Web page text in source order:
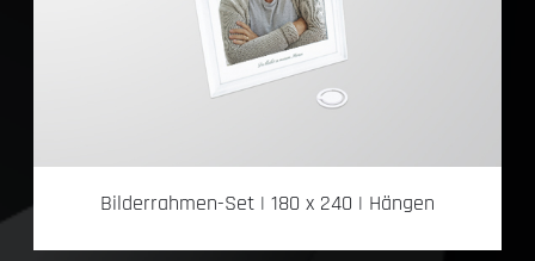
Bilderrahmen-Set | 180 x 240 | Hängen